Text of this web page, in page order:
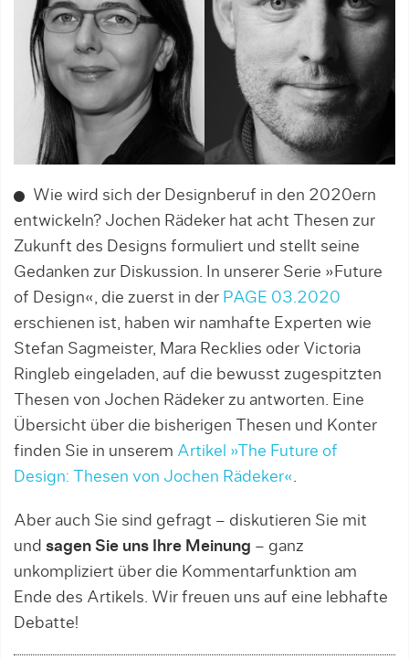
Wie wird sich der Designberuf in den 2020ern
entwickeln? Jochen Rädeker hat acht Thesen zur
Zukunft des Designs formuliert und stellt seine
Gedanken zur Diskussion. In unserer Serie »Future
of Design«, die zuerst in der PAGE 03.2020
erschienen ist, haben wir namhafte Experten wie
Stefan Sagmeister, Mara Recklies oder Victoria
Ringleb eingeladen, auf die bewusst zugespitzten
Thesen von Jochen Rädeker zu antworten. Eine
Übersicht über die bisherigen Thesen und Konter
finden Sie in unserem Artikel »The Future of
Design: Thesen von Jochen Rädeker«.
Aber auch Sie sind gefragt – diskutieren Sie mit
und sagen Sie uns Ihre Meinung – ganz
unkompliziert über die Kommentarfunktion am
Ende des Artikels. Wir freuen uns auf eine lebhafte
Debatte!